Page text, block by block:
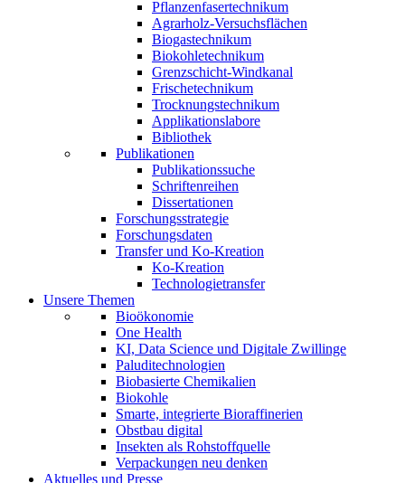
Pflanzenfasertechnikum
Agrarholz-Versuchsflächen
Biogastechnikum
Biokohletechnikum
Grenzschicht-Windkanal
Frischetechnikum
Trocknungstechnikum
Applikationslabore
Bibliothek
Publikationen
Publikationssuche
Schriftenreihen
Dissertationen
Forschungsstrategie
Forschungsdaten
Transfer und Ko-Kreation
Ko-Kreation
Technologietransfer
Unsere Themen
Bioökonomie
One Health
KI, Data Science und Digitale Zwillinge
Paluditechnologien
Biobasierte Chemikalien
Biokohle
Smarte, integrierte Bioraffinerien
Obstbau digital
Insekten als Rohstoffquelle
Verpackungen neu denken
Aktuelles und Presse